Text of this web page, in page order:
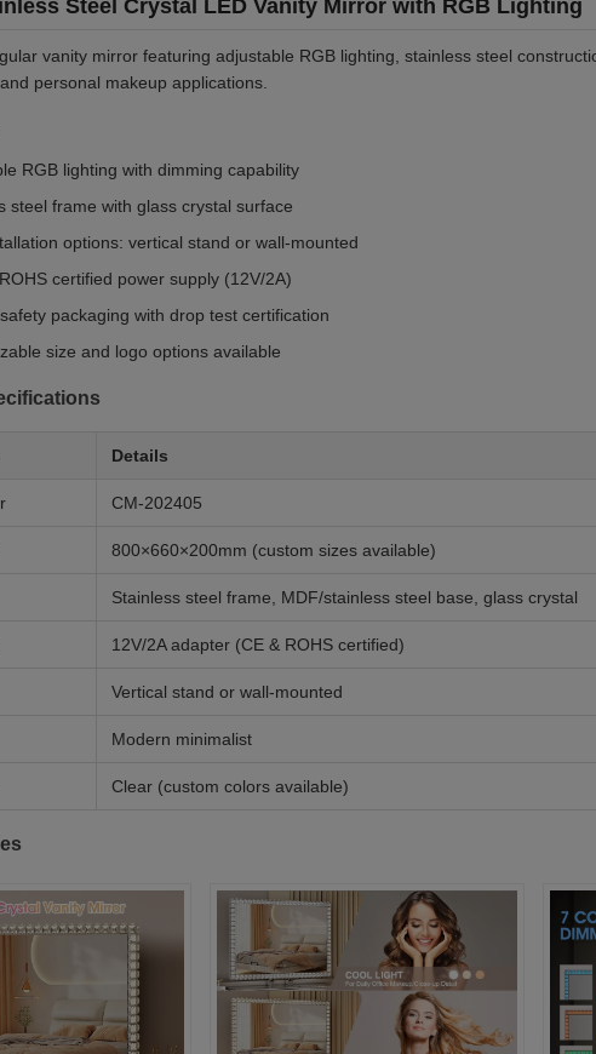
Steel Crystal LED Vanity Mirror with RGB Lighting
vanity mirror featuring adjustable RGB lighting, stainless steel
personal makeup applications.
RGB lighting with dimming capability
steel frame with glass crystal surface
options: vertical stand or wall-mounted
certified power supply (12V/2A)
packaging with drop test certification
size and logo options available
Details
CM-202405
800×660×200mm (custom sizes available)
Stainless steel frame, MDF/stainless steel base, glass crystal
12V/2A adapter (CE & ROHS certified)
Vertical stand or wall-mounted
Modern minimalist
Clear (custom colors available)